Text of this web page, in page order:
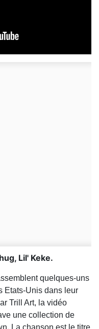
Lil' Keke.
quelques-uns
Etats-Unis dans leur
Trill Art, la vidéo
une collection de